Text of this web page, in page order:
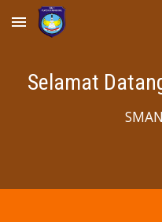
Skip to main content
Selamat